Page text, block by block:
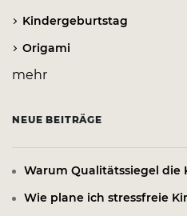
Kindergeburtstag
Origami
mehr
NEUE BEITRÄGE
Warum Qualitätssiegel
Wie plane ich stressfreie